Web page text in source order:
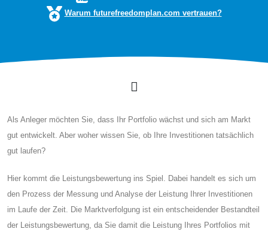
Warum futurefreedomplan.com vertrauen?
Als Anleger möchten Sie, dass Ihr Portfolio wächst und sich am Markt
gut entwickelt. Aber woher wissen Sie, ob Ihre Investitionen tatsächlich
gut laufen?
Hier kommt die Leistungsbewertung ins Spiel. Dabei handelt es sich um
den Prozess der Messung und Analyse der Leistung Ihrer Investitionen
im Laufe der Zeit. Die Marktverfolgung ist ein entscheidender Bestandteil
der Leistungsbewertung, da Sie damit die Leistung Ihres Portfolios mit